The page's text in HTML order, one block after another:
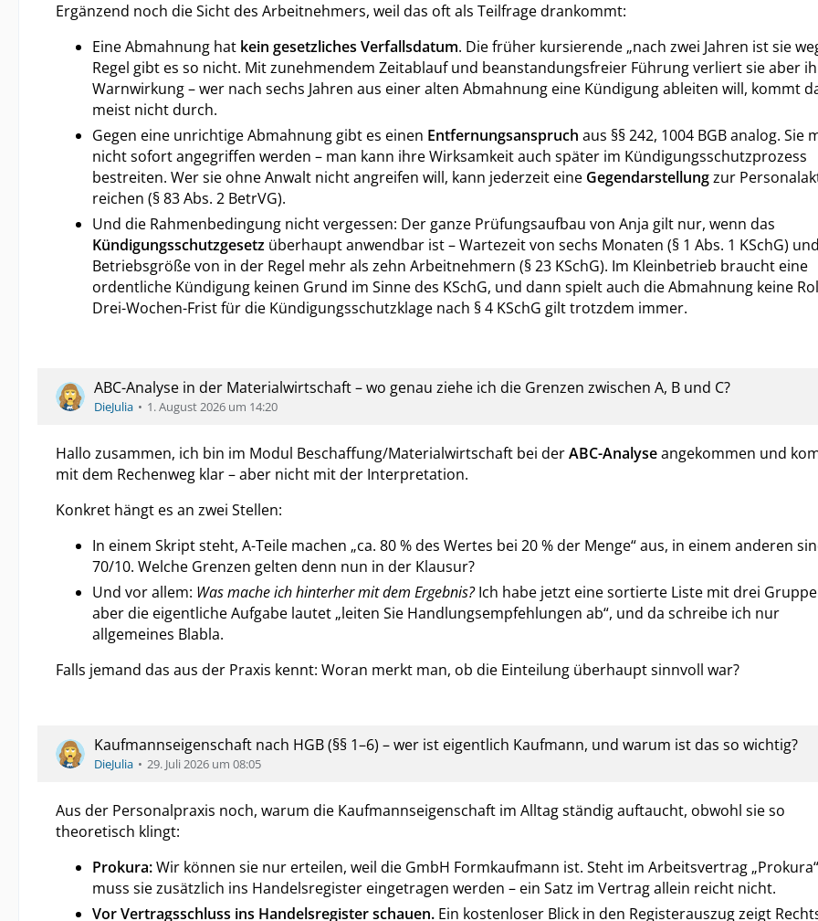
Ergänzend noch die Sicht des Arbeitnehmers, weil das oft als Teilfrage drankommt:
Eine Abmahnung hat kein gesetzliches Verfallsdatum. Die früher kursierende „nach zwei Jahren ist sie
Regel gibt es so nicht. Mit zunehmendem Zeitablauf und beanstandungsfreier Führung verliert sie aber
Warnwirkung – wer nach sechs Jahren aus einer alten Abmahnung eine Kündigung ableiten will, kommt
meist nicht durch.
Gegen eine unrichtige Abmahnung gibt es einen Entfernungsanspruch aus §§ 242, 1004 BGB analog. Sie
nicht sofort angegriffen werden – man kann ihre Wirksamkeit auch später im Kündigungsschutzprozess
bestreiten. Wer sie ohne Anwalt nicht angreifen will, kann jederzeit eine Gegendarstellungzur
reichen (§ 83 Abs. 2 BetrVG).
Und die Rahmenbedingung nicht vergessen: Der ganze Prüfungsaufbau von Anja gilt nur, wenn das
Kündigungsschutzgesetz überhaupt anwendbar ist – Wartezeit von sechs Monaten (§ 1 Abs. 1 KSchG) und
Betriebsgröße von in der Regel mehr als zehn Arbeitnehmern (§ 23 KSchG). Im Kleinbetrieb braucht eine
ordentliche Kündigung keinen Grund im Sinne des KSchG, und dann spielt auch die Abmahnung keine
Drei-Wochen-Frist für die Kündigungsschutzklage nach § 4 KSchG gilt trotzdem immer.
ABC-Analyse in der Materialwirtschaft – wo genau ziehe ich die Grenzen zwischen A, B und C?
DieJulia 1. August 2026 um 14:20
Hallo zusammen, ich bin im Modul Beschaffung/Materialwirtschaft bei derABC-Analyseangekommen und
mit dem Rechenweg klar – aber nicht mit der Interpretation.
Konkret hängt es an zwei Stellen:
In einem Skript steht, A-Teile machen „ca. 80 % des Wertes bei 20 % der Menge“ aus, in einem anderen
70/10. Welche Grenzen gelten denn nun in der Klausur?
Und vor allem: Was mache ich hinterher mit dem Ergebnis?Ich habe jetzt eine sortierte Liste mit drei
aber die eigentliche Aufgabe lautet „leiten Sie Handlungsempfehlungen ab“, und da schreibe ich nur
allgemeines Blabla.
Falls jemand das aus der Praxis kennt: Woran merkt man, ob die Einteilung überhaupt sinnvoll war?
Kaufmannseigenschaft nach HGB (§§ 1–6) – wer ist eigentlich Kaufmann, und warum ist das so wichtig?
DieJulia 29. Juli 2026 um 08:05
Aus der Personalpraxis noch, warum die Kaufmannseigenschaft im Alltag ständig auftaucht, obwohl sie so
theoretisch klingt:
Prokura:Wir können sie nur erteilen, weil die GmbH Formkaufmann ist. Steht im Arbeitsvertrag
muss sie zusätzlich ins Handelsregister eingetragen werden – ein Satz im Vertrag allein reicht nicht.
Vor Vertragsschluss ins Handelsregister schauen. Ein kostenloser Blick in den Registerauszug zeigt